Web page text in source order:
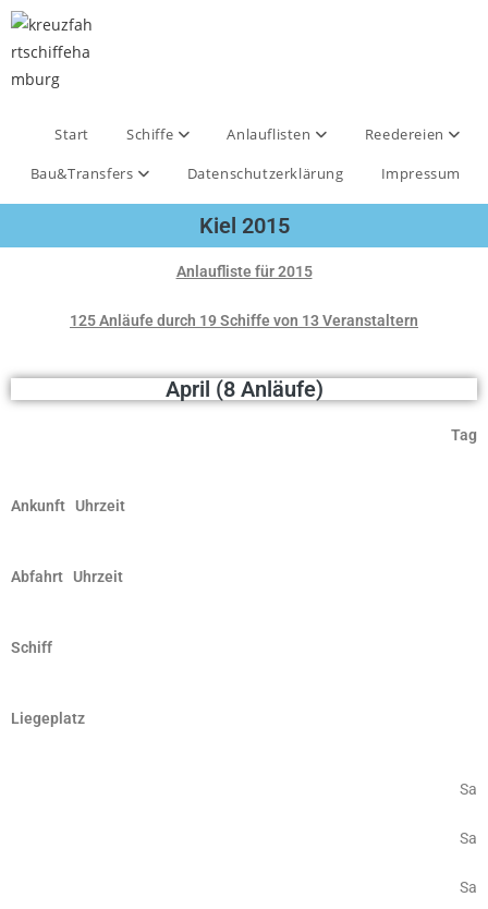
Start Schiffe Anlauflisten
Reedereien
Bau&Transfers
Datenschutzerklärung Impressum
Kiel 2015
Anlaufliste für 2015
125 Anläufe durch 19 Schiffe von 13 Veranstaltern
April (8 Anläufe)
Tag
Ankunft Uhrzeit
Abfahrt Uhrzeit
Schiff
Liegeplatz
Sa
Sa
Sa